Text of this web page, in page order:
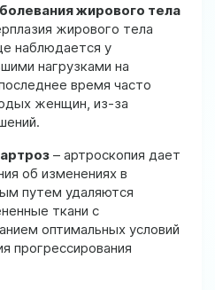
жирового тела
жирового тела
наблюдается у
нагрузками на
время часто
женщин, из-за
– артроскопия дает
об изменениях в
путем удаляются
ткани с
оптимальных условий
прогрессирования